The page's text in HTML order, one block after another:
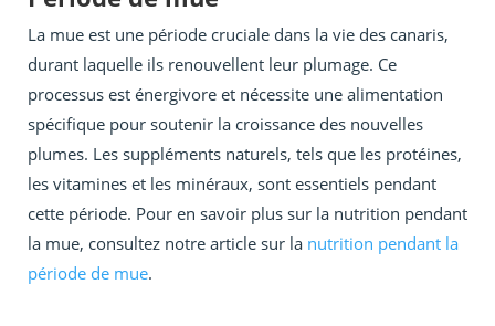
La mue est une période cruciale dans la vie des canaris,
durant laquelle ils renouvellent leur plumage. Ce
processus est énergivore et nécessite une alimentation
spécifique pour soutenir la croissance des nouvelles
plumes. Les suppléments naturels, tels que les protéines,
les vitamines et les minéraux, sont essentiels pendant
cette période. Pour en savoir plus sur la nutrition pendant
la mue, consultez notre article sur la nutrition pendant la
période de mue.